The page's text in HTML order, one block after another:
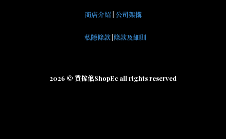
商店介紹| 公司架構
私隱條款 條款及細則
2026 © 買傢俬ShopEc all rights reserved